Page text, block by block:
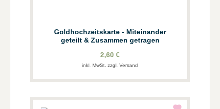
Goldhochzeitskarte - Miteinander
geteilt & Zusammen getragen
2,60 €
inkl. MwSt. zzgl. Versand